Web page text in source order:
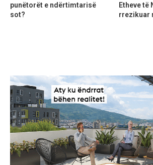
punëtorët e ndërtimtarisë
sot?
Etheve të
rrezikuar